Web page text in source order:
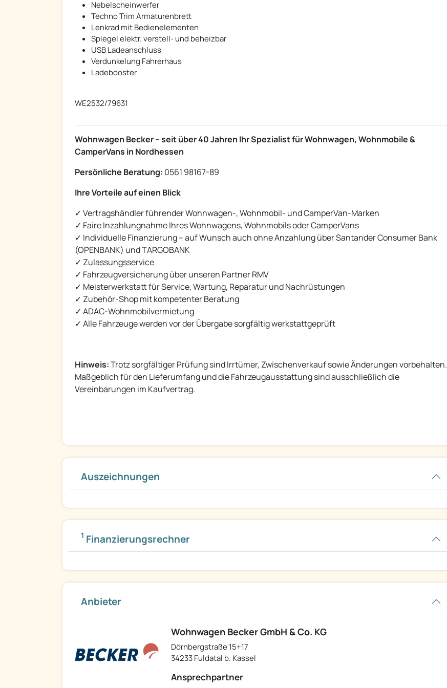
Nebelscheinwerfer
Techno Trim Armaturenbrett
Lenkrad mit Bedienelementen
Spiegel elektr. verstell- und beheizbar
USB Ladeanschluss
Verdunkelung Fahrerhaus
Ladebooster
WE2532/79631
Wohnwagen Becker – seit über 40 Jahren Ihr Spezialist für Wohnwagen, Wohnmobile &
CamperVans in Nordhessen
Persönliche Beratung: 0561 98167-89
Ihre Vorteile auf einen Blick
✓ Vertragshändler führender Wohnwagen-, Wohnmobil- und CamperVan-Marken
✓ Faire Inzahlungnahme Ihres Wohnwagens, Wohnmobils oder CamperVans
✓ Individuelle Finanzierung – auf Wunsch auch ohne Anzahlung über Santander Consumer Bank
(OPENBANK) und TARGOBANK
✓ Zulassungsservice
✓ Fahrzeugversicherung über unseren Partner RMV
✓ Meisterwerkstatt für Service, Wartung, Reparatur und Nachrüstungen
✓ Zubehör-Shop mit kompetenter Beratung
✓ ADAC-Wohnmobilvermietung
✓ Alle Fahrzeuge werden vor der Übergabe sorgfältig werkstattgeprüft
Hinweis:Trotz sorgfältiger Prüfung sind Irrtümer, Zwischenverkauf sowie Änderungen vorbehalten.
Maßgeblich für den Lieferumfang und die Fahrzeugausstattung sind ausschließlich die
Vereinbarungen im Kaufvertrag.
Auszeichnungen
1 Finanzierungsrechner
Anbieter
Wohnwagen Becker GmbH & Co. KG
Dörnbergstraße 15+17
34233 Fuldatal b. Kassel
Ansprechpartner